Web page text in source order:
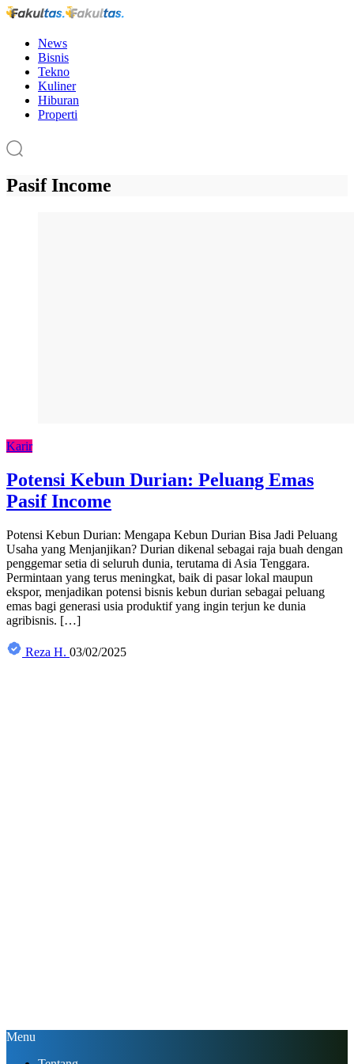
News
Bisnis
Tekno
Kuliner
Hiburan
Properti
Pasif Income
Karir
Potensi Kebun Durian: Peluang Emas
Pasif Income
Potensi Kebun Durian: Mengapa Kebun Durian Bisa Jadi Peluang
Usaha yang Menjanjikan? Durian dikenal sebagai raja buah dengan
penggemar setia di seluruh dunia, terutama di Asia Tenggara.
Permintaan yang terus meningkat, baik di pasar lokal maupun
ekspor, menjadikan potensi bisnis kebun durian sebagai peluang
emas bagi generasi usia produktif yang ingin terjun ke dunia
agribisnis. […]
Reza H. 03/02/2025
Menu